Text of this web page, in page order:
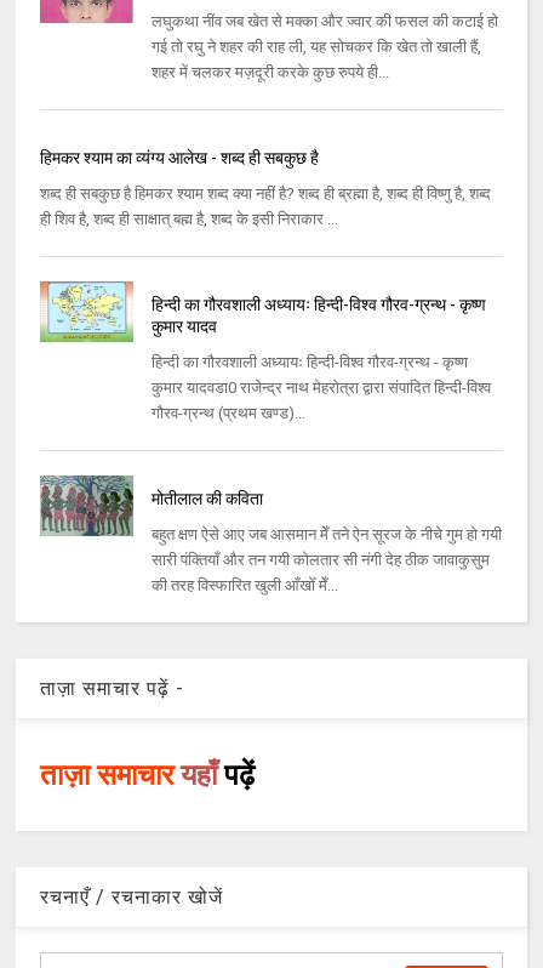
लघुकथा नींव जब खेत से मक्का और ज्वार की फसल की कटाई हो
गई तो रघु ने शहर की राह ली, यह सोचकर कि खेत तो खाली हैं,
शहर में चलकर मज़दूरी करके कुछ रुपये ही...
हिमकर श्याम का व्यंग्य आलेख - शब्द ही सबकुछ है
शब्द ही सबकुछ है हिमकर श्याम शब्द क्या नहीं है? शब्द ही ब्रह्मा है, शब्द ही विष्णु है, शब्द
ही शिव है, शब्द ही साक्षात् बह्म है, शब्द के इसी निराकार ...
हिन्दी का गौरवशाली अध्यायः हिन्दी-विश्व गौरव-ग्रन्थ - कृष्ण
कुमार यादव
हिन्दी का गौरवशाली अध्यायः हिन्दी-विश्व गौरव-ग्रन्थ - कृष्ण
कुमार यादवडा0 राजेन्द्र नाथ मेहरोत्रा द्वारा संपादित हिन्दी-विश्व
गौरव-ग्रन्थ (प्रथम खण्ड)...
मोतीलाल की कविता
बहुत क्षण ऐसे आए जब आसमान मेँ तने ऐन सूरज के नीचे गुम हो गयी
सारी पंक्तियाँ और तन गयी कोलतार सी नंगी देह ठीक जावाकुसुम
की तरह विस्फारित खुली आँखोँ मेँ...
ताज़ा समाचार पढ़ें -
ताज़ा समाचारयहाँपढ़ें
रचनाएँ / रचनाकार खोजें